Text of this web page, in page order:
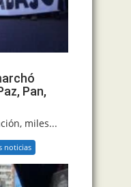
Pan,
miles...
noticias